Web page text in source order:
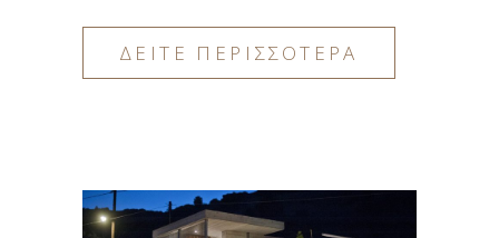
ΔΕΙΤΕ ΠΕΡΙΣΣΟΤΕΡΑ